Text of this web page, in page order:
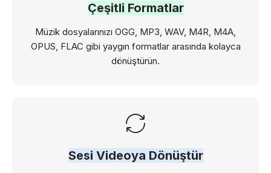
Çeşitli Formatlar
Müzik dosyalarınızı OGG, MP3, WAV, M4R, M4A,
OPUS, FLAC gibi yaygın formatlar arasında kolayca
dönüştürün.
Sesi Videoya Dönüştür